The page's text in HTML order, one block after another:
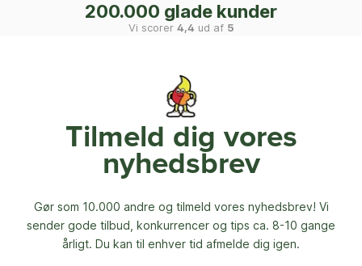
200.000 glade kunder
Vi scorer 4,4 ud af 5
Tilmeld dig vores
nyhedsbrev
Gør som 10.000 andre og tilmeld vores nyhedsbrev! Vi
sender gode tilbud, konkurrencer og tips ca. 8-10 gange
årligt. Du kan til enhver tid afmelde dig igen.